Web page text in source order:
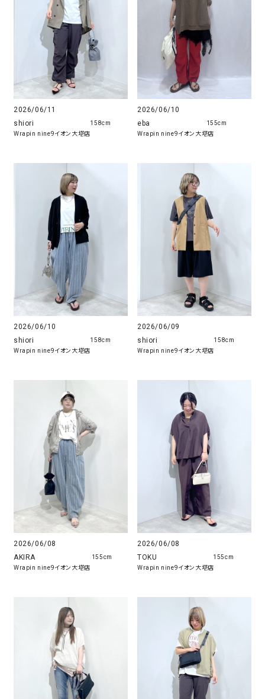
2026/06/11
shiori
Wrapin nine9イオン大塔店
158cm
2026/06/10
eba
Wrapin nine9イオン大塔店
155cm
2026/06/10
shiori
Wrapin nine9イオン大塔店
158cm
2026/06/09
shiori
Wrapin nine9イオン大塔店
158cm
2026/06/08
AKIRA
Wrapin nine9イオン大塔店
155cm
2026/06/08
TOKU
Wrapin nine9イオン大塔店
155cm